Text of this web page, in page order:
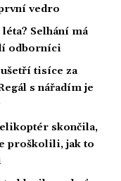
vedro
Selhání má
odborníci
ušetří tisíce za
s nářadím je
skončila,
proškolili, jak to